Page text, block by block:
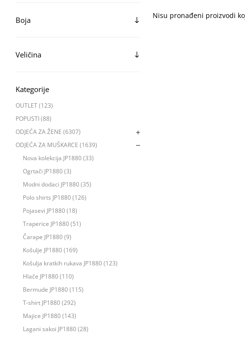
Boja
Veličina
Kategorije
OUTLET (123)
POPUSTI (88)
ODJEĆA ZA ŽENE (6307)
ODJEĆA ZA MUŠKARCE (1639)
Nova kolekcija JP1880 (33)
Ogrtači JP1880 (3)
Modni dodaci JP1880 (35)
Polo shirts JP1880 (126)
Pojasevi JP1880 (18)
Traperice JP1880 (51)
Čarape JP1880 (9)
Košulje JP1880 (169)
Košulja kratkih rukava JP1880 (123)
Hlače JP1880 (110)
Bermude JP1880 (115)
T-shirt JP1880 (292)
Majice JP1880 (143)
Lagani sakoi JP1880 (28)
Nisu pronađeni proizvodi